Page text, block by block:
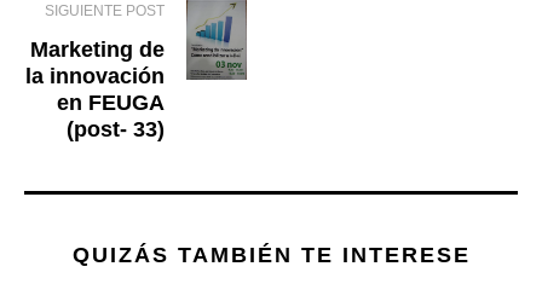
SIGUIENTE POST
Marketing de
la innovación
en FEUGA
(post- 33)
QUIZÁS TAMBIÉN TE INTERESE